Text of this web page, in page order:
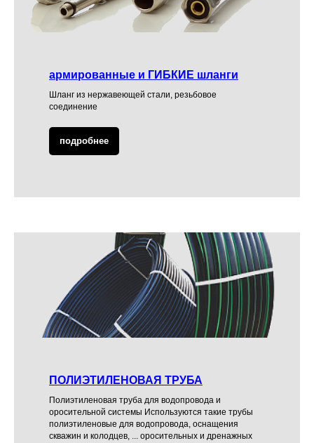
армированные и ГИБКИЕ шланги
Шланг из нержавеющей стали, резьбовое
соединение
подробнее
ПОЛИЭТИЛЕНОВАЯ ТРУБА
Полиэтиленовая труба для водопровода и
оросительной системы Используются такие трубы
полиэтиленовые для водопровода, оснащения
скважин и колодцев, ... оросительных и дренажных